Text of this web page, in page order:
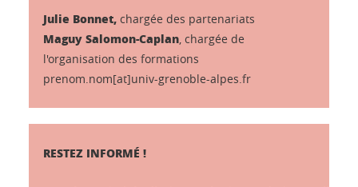
Julie Bonnet, chargée des partenariats
Maguy Salomon-Caplan, chargée de
l'organisation des formations
prenom.nom[at]univ-grenoble-alpes.fr
RESTEZ INFORMÉ !